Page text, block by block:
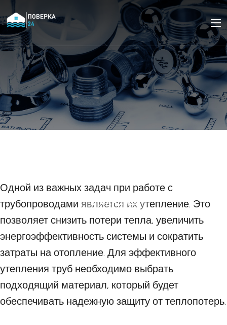
12 МАЯ 2023
Одной из важных задач при работе с
трубопроводами является их утепление. Это
позволяет снизить потери тепла, увеличить
энергоэффективность системы и сократить
затраты на отопление. Для эффективного
утепления труб необходимо выбрать
подходящий материал, который будет
обеспечивать надежную защиту от теплопотерь.